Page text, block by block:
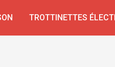
TROTTINETTES